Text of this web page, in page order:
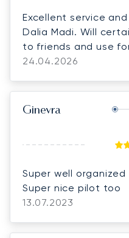
Excellent service
Dalia Madi. Will
to friends and use
24.04.2026
Ginevra
Super well
Super nice pilot too
13.07.2023